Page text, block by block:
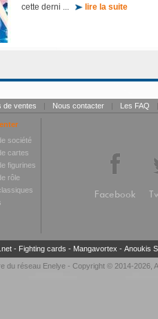
cette derni ...
lire la suite
de ventes | Nous contacter | Les FAQ |
société
cartes
figurines
rôle
Facebook
- Fighting cards - Mangavortex - Anoukis
du réseau Enelye - Copyright © 2014-2026,